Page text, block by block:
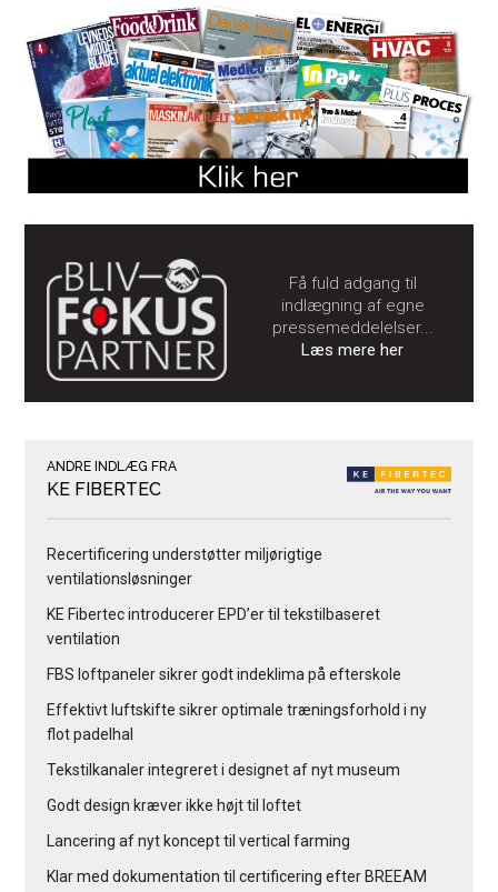
Få fuld adgang til
indlægning af egne
pressemeddelelser...
Læs mere her
ANDRE INDLÆG FRA
KE FIBERTEC
Recertificering understøtter miljørigtige
ventilationsløsninger
KE Fibertec introducerer EPD’er til tekstilbaseret
ventilation
FBS loftpaneler sikrer godt indeklima på efterskole
Effektivt luftskifte sikrer optimale træningsforhold i ny
flot padelhal
Tekstilkanaler integreret i designet af nyt museum
Godt design kræver ikke højt til loftet
Lancering af nyt koncept til vertical farming
Klar med dokumentation til certificering efter BREEAM